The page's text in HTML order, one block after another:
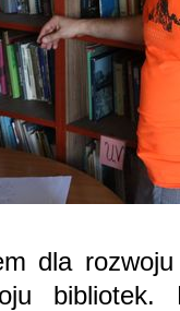
dla
bibliotek.